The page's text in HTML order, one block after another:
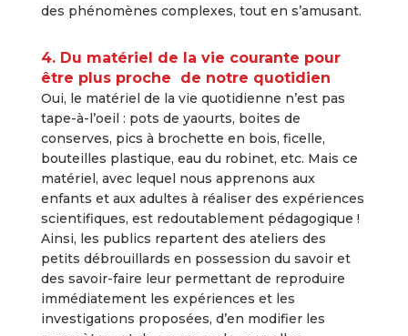
des phénomènes complexes, tout en s’amusant.
4. Du matériel de la vie courante pour
être plus proche de notre quotidien
Oui, le matériel de la vie quotidienne n’est pas
tape-à-l’oeil : pots de yaourts, boites de
conserves, pics à brochette en bois, ficelle,
bouteilles plastique, eau du robinet, etc. Mais ce
matériel, avec lequel nous apprenons aux
enfants et aux adultes à réaliser des expériences
scientifiques, est redoutablement pédagogique !
Ainsi, les publics repartent des ateliers des
petits débrouillards en possession du savoir et
des savoir-faire leur permettant de reproduire
immédiatement les expériences et les
investigations proposées, d’en modifier les